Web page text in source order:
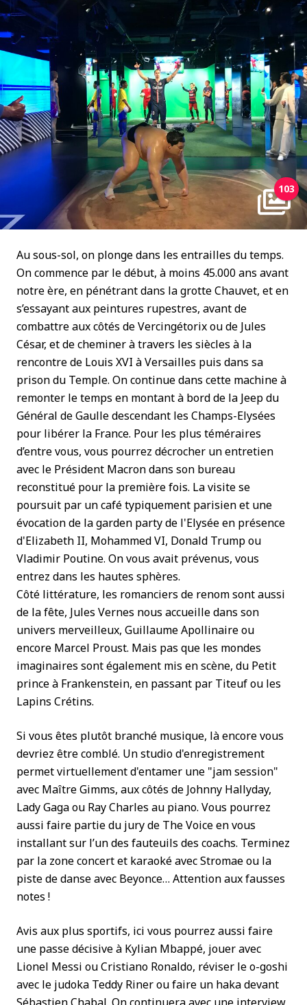
103
Au sous-sol, on plonge dans les entrailles du temps.
On commence par le début, à moins 45.000 ans avant
notre ère, en pénétrant dans la grotte Chauvet, et en
s’essayant aux peintures rupestres, avant de
combattre aux côtés de Vercingétorix ou de Jules
César, et de cheminer à travers les siècles à la
rencontre de Louis XVI à Versailles puis dans sa
prison du Temple. On continue dans cette machine à
remonter le temps en montant à bord de la Jeep du
Général de Gaulle descendant les Champs-Elysées
pour libérer la France. Pour les plus téméraires
d’entre vous, vous pourrez décrocher un entretien
avec le Président Macron dans son bureau
reconstitué pour la première fois. La visite se
poursuit par un café typiquement parisien et une
évocation de la garden party de l'Elysée en présence
d'Elizabeth II, Mohammed VI, Donald Trump ou
Vladimir Poutine. On vous avait prévenus, vous
entrez dans les hautes sphères.
Côté littérature, les romanciers de renom sont aussi
de la fête, Jules Vernes nous accueille dans son
univers merveilleux, Guillaume Apollinaire ou
encore Marcel Proust. Mais pas que les mondes
imaginaires sont également mis en scène, du Petit
prince à Frankenstein, en passant par Titeuf ou les
Lapins Crétins.
Si vous êtes plutôt branché musique, là encore vous
devriez être comblé. Un studio d'enregistrement
permet virtuellement d'entamer une "jam session"
avec Maître Gimms, aux côtés de Johnny Hallyday,
Lady Gaga ou Ray Charles au piano. Vous pourrez
aussi faire partie du jury de The Voice en vous
installant sur l’un des fauteuils des coachs. Terminez
par la zone concert et karaoké avec Stromae ou la
piste de danse avec Beyonce… Attention aux fausses
notes !
Avis aux plus sportifs, ici vous pourrez aussi faire
une passe décisive à Kylian Mbappé, jouer avec
Lionel Messi ou Cristiano Ronaldo, réviser le o-goshi
avec le judoka Teddy Riner ou faire un haka devant